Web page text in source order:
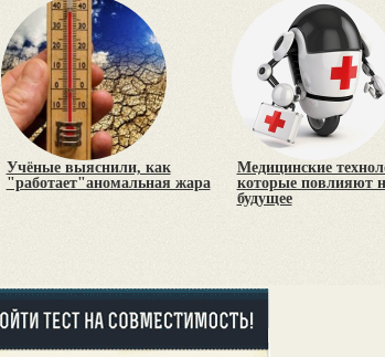
Учёные выяснили, как
"работает"аномальная жара
Медицинские
которые повлияют
будущее